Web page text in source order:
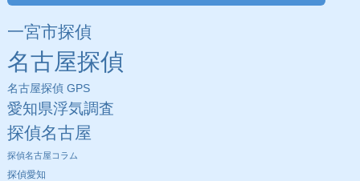
一宮市探偵
名古屋探偵
名古屋探偵 GPS
愛知県浮気調査
探偵名古屋
探偵名古屋コラム
探偵愛知